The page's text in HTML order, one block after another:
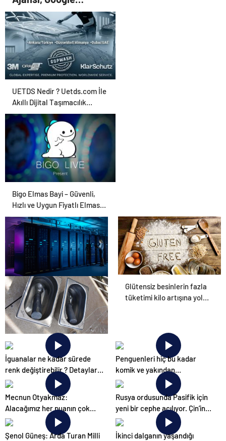
neden olabilir’
Reklam Ajansı, SEO
Ajansı ve Web
Tasarım Ajansı
UETDS Nedir ? Uetds.com İle
Akıllı Dijital Taşımacılık
Yazılımı
Bigo Elmas Bayi – Güvenli,
Hızlı ve Uygun Fiyatlı Elmas
Satın Almanın Yeni Adresi
Datahost İle Güvenilir
Sunucu Hizmetleri
Glütensiz besinlerin fazla
tüketimi kilo artışına yol
Dondurma esnafına hijyen
uyarısı! ‘Suda bekletilen
kaşık çapraz bulaşmaya
neden olabilir’
İguanalar ne kadar sürede
renk değiştirebilir ? Detaylar
burada…
Penguenleri hiç bu kadar
komik ve yakından
görmemiştiniz
Mecnun Otyakmaz:
Alacağımız her puanın çok
önemi var
Rusya ordusunda Pasifik için
yeni bir cephe açılıyor. Çin’in
ilk tepkisi!
Şenol Güneş: Arda Turan Milli
İkinci dalganın yaşandığı